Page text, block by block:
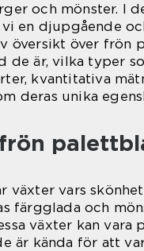
och mönster. I
en djupgående
översikt över frön
de är, vilka typer
kvantitativa
deras unika
växter vars
färgglada och
växter kan vara
är kända för att